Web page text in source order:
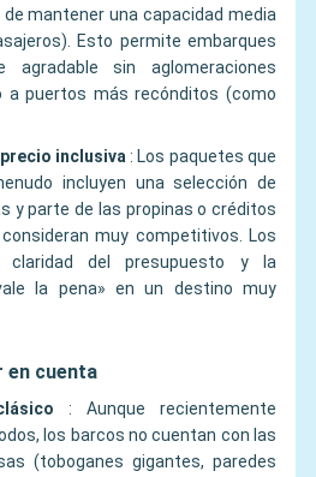
mantener una capacidad media
Esto permite embarques
agradable sin aglomeraciones
a puertos más recónditos (como
inclusiva : Los paquetes que
incluyen una selección de
y parte de las propinas o créditos
muy competitivos. Los
claridad del presupuesto y la
la pena» en un destino muy
en cuenta
: Aunque recientemente
los barcos no cuentan con las
(toboganes gigantes, paredes